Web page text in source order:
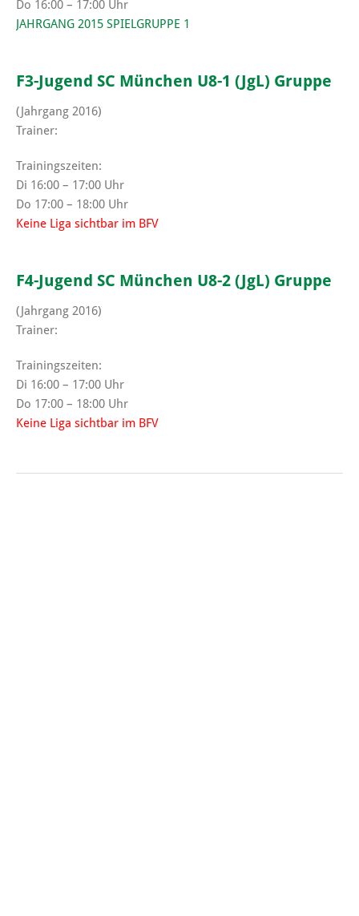
Do 16:00 – 17:00 Uhr
JAHRGANG 2015 SPIELGRUPPE 1
F3-Jugend SC München U8-1 (JgL) Gruppe
(Jahrgang 2016)
Trainer:
Trainingszeiten:
Di 16:00 – 17:00 Uhr
Do 17:00 – 18:00 Uhr
Keine Liga sichtbar im BFV
F4-Jugend SC München U8-2 (JgL) Gruppe
(Jahrgang 2016)
Trainer:
Trainingszeiten:
Di 16:00 – 17:00 Uhr
Do 17:00 – 18:00 Uhr
Keine Liga sichtbar im BFV